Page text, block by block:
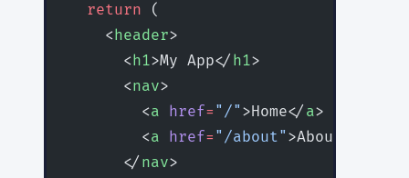
  return
(
    <
header>
      <
h1>My App</ h1>
      <
nav>
        <
a href= "/" >Home</ a>
        <
a href= "/about" >About</
      </
nav>